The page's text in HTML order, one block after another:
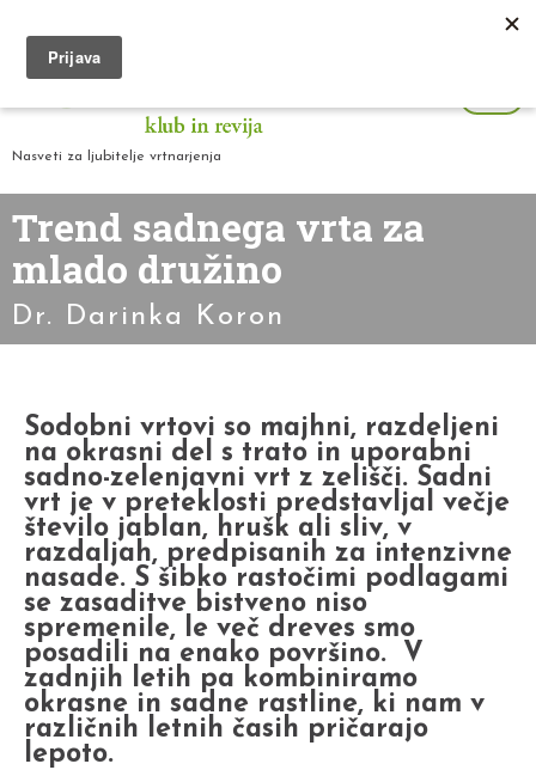
Nasveti za ljubitelje vrtnarjenja
Trend sadnega vrta za
mlado družino
Dr. Darinka Koron
Sodobni vrtovi so majhni, razdeljeni
na okrasni del s trato in uporabni
sadno-zelenjavni vrt z zelišči. Sadni
vrt je v preteklosti predstavljal večje
število jablan, hrušk ali sliv, v
razdaljah, predpisanih za intenzivne
nasade. S šibko rastočimi podlagami
se zasaditve bistveno niso
spremenile, le več dreves smo
posadili na enako površino. V
zadnjih letih pa kombiniramo
okrasne in sadne rastline, ki nam v
različnih letnih časih pričarajo
lepoto.